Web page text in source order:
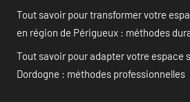
Tout savoir pour transformer votre
en région de Périgueux : méthodes
Tout savoir pour adapter votre espace
Dordogne : méthodes professionnelles